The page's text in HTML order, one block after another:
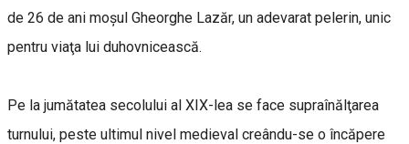
de 26 de ani moşul Gheorghe Lazăr, un adevarat pelerin, unic
pentru viaţa lui duhovnicească.
Pe la jumătatea secolului al XIX-lea se face supraînălţarea
turnului, peste ultimul nivel medieval creându-se o încăpere